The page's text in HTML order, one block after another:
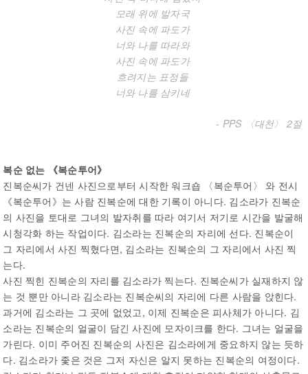
모래 위에 발자국
사진 속에 파도가
너와 나를 따라와
사진 속에 파도가
흐려지는 표정들
너와 나를 삼키네
- PPS 〈대천〉 2절
복순 없는 《복순투어》
진복순씨가 건넨 사진으로부터 시작한 워크숍 〈복순투어〉 와 전시
《복순투어》는 사람 진복순에 대한 기록이 아니다. 김소라가 진복순
의 사진을 토대로 그녀의 발자취를 따라 여기서 저기로 시간을 발굴해
시청각화 하는 작업이다. 김소라는 진복순의 자리에 선다. 진복순이
그 자리에서 사진 찍혔다면, 김소라는 진복순의 그 자리에서 사진 찍
는다.
사진 찍힌 진복순의 자리를 김소라가 찍는다. 진복순씨가 실재하지 않
는 것 뿐만 아니라 김소라는 진복순씨의 자리에 다른 사람을 앉힌다.
과거에 김소라는 그 곳에 없었고, 이제 진복순은 피사체가 아니다. 김
소라는 진복순의 얼굴이 담긴 사진에 모자이크를 한다. 그녀는 얼굴을
가린다. 이미 주어진 진복순의 사진은 김소라에게 중요하지 않는 듯하
다. 김소라가 좇은 것은 그저 자신은 알지 못하는 진복순의 여정이다.